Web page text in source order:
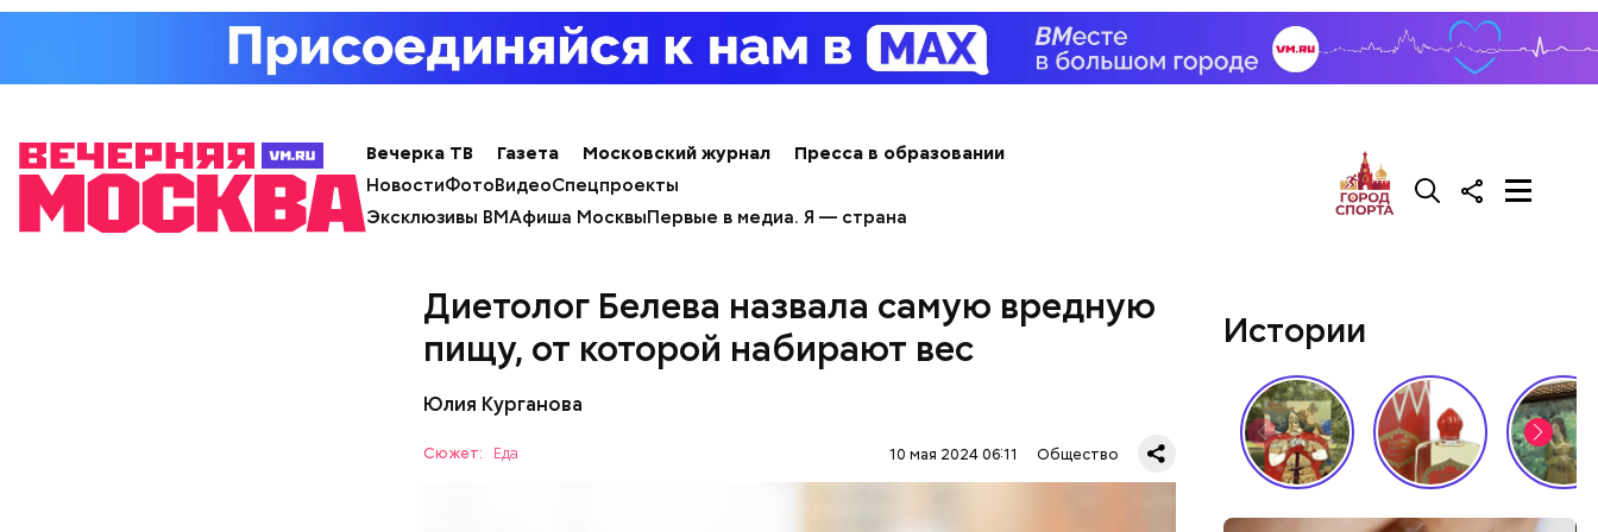
Вечерка ТВ Газета Московский журнал
Пресса в образовании
НовостиФотоВидеоСпецпроекты
Эксклюзивы ВМАфиша МосквыПервые в медиа. Я — страна
Диетолог Белева назвала самую вредную
пищу, от которой набирают вес
Юлия Курганова
Сюжет: Еда 10 мая 2024 06:11 Общество
Фото: Shutterstock
используется немного, поэтому никакого вреда от него не будет. Чем
разнообразнее рацион питания человека, тем лучше. Потому что это
исключает вероятность возникновения дефицитов микроэлементов, —
Истории